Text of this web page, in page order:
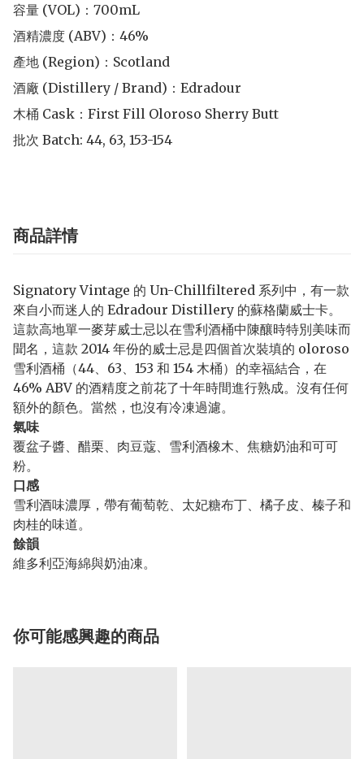
容量 (VOL)：700mL
酒精濃度 (ABV)：46%
產地 (Region)：Scotland
酒廠 (Distillery / Brand)：Edradour
木桶 Cask：First Fill Oloroso Sherry Butt
批次 Batch: 44, 63, 153-154
商品詳情
Signatory Vintage 的 Un-Chillfiltered 系列中，有一款
來自小而迷人的 Edradour Distillery 的蘇格蘭威士卡。
這款高地單一麥芽威士忌以在雪利酒桶中陳釀時特別美味而
聞名，這款 2014 年份的威士忌是四個首次裝填的 oloroso
雪利酒桶（44、63、153 和 154 木桶）的幸福結合，在
46% ABV 的酒精度之前花了十年時間進行熟成。沒有任何
額外的顏色。當然，也沒有冷凍過濾。
氣味
覆盆子醬、醋栗、肉豆蔻、雪利酒橡木、焦糖奶油和可可
粉。
口感
雪利酒味濃厚，帶有葡萄乾、太妃糖布丁、橘子皮、榛子和
肉桂的味道。
餘韻
維多利亞海綿與奶油凍。
你可能感興趣的商品